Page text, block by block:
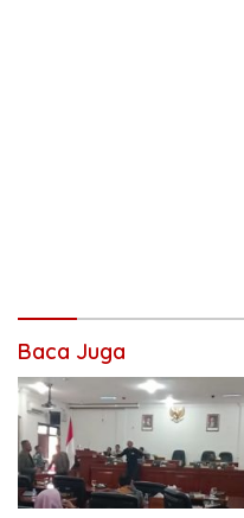
Baca Juga